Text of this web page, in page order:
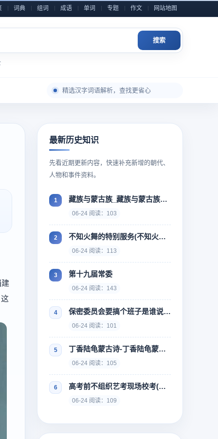
词典 组词 成语 单词 专题 作文 网站地图
搜索
精选汉字词语解析，查找更省心
成语典故与写作素材，随查随用
小学到高中语文内容，分类检索更高效
作文金句和素材灵感，积累写作不发愁
每日积累一点，表达自然更从容
建
最新历史知识
先看近期更新内容，快速补充新增的朝代、
人物和事件资料。
藏族与蒙古族_藏族与蒙古族有着相似的基因
06-24 阅读：103
不知火舞的特别服务(不知火舞的特别训练)
06-24 阅读：113
第十九届常委
06-24 阅读：143
保密委员会要搞个班子是谁说的-谁指出保密委员会要搞几个班子
06-24 阅读：101
丁香陆龟蒙古诗-丁香陆龟蒙古诗翻译
06-24 阅读：105
高考前不组织艺考现场校考(高考前不组织艺考现场校考会怎么样)
06-24 阅读：109